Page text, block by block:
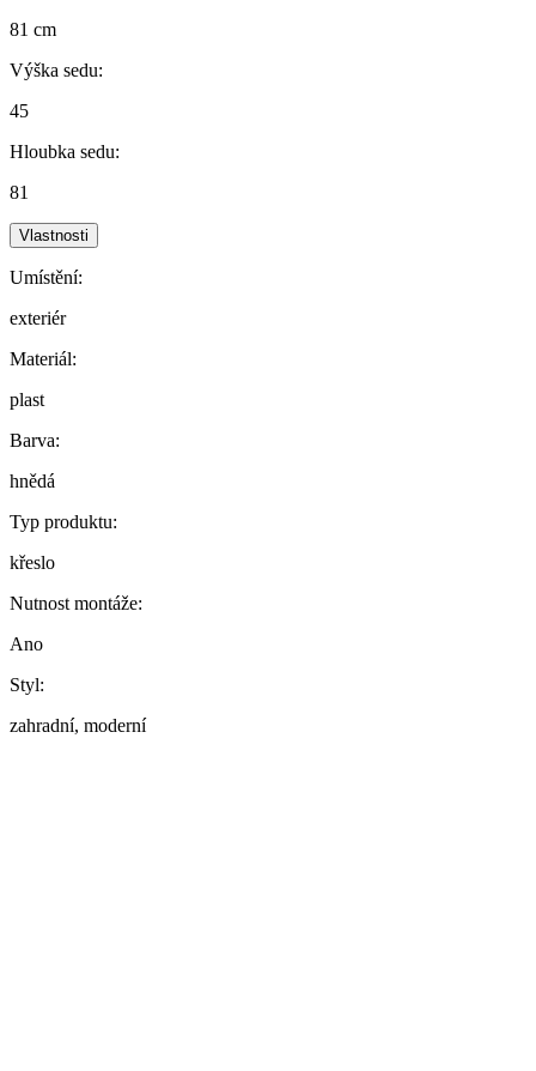
81 cm
Výška sedu:
45
Hloubka sedu:
81
Vlastnosti
Umístění:
exteriér
Materiál:
plast
Barva:
hnědá
Typ produktu:
křeslo
Nutnost montáže:
Ano
Styl:
zahradní, moderní